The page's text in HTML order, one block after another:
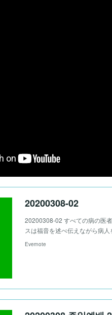
20200308-02
20200308-02 すべての病の医
スは福音を述べ伝えながら病
Evernote